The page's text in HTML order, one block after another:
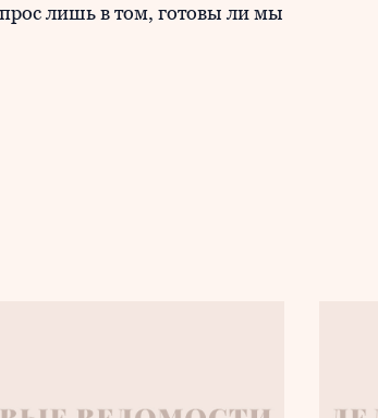
лишь в том, готовы ли мы